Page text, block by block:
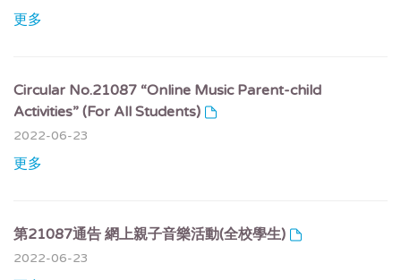
更多
Circular No.21087 “Online Music Parent-child
Activities” (For All Students)
2022-06-23
更多
第21087通告 網上親子音樂活動(全校學生)
2022-06-23